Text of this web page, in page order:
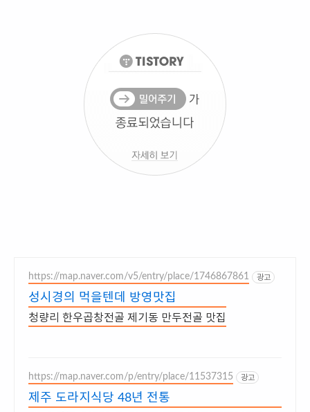
https://map.naver.com/v5/entry/place/1746867861 광고
성시경의 먹을텐데 방영맛집
청량리 한우곱창전골 제기동 만두전골 맛집
https://map.naver.com/p/entry/place/11537315 광고
제주 도라지식당 48년 전통